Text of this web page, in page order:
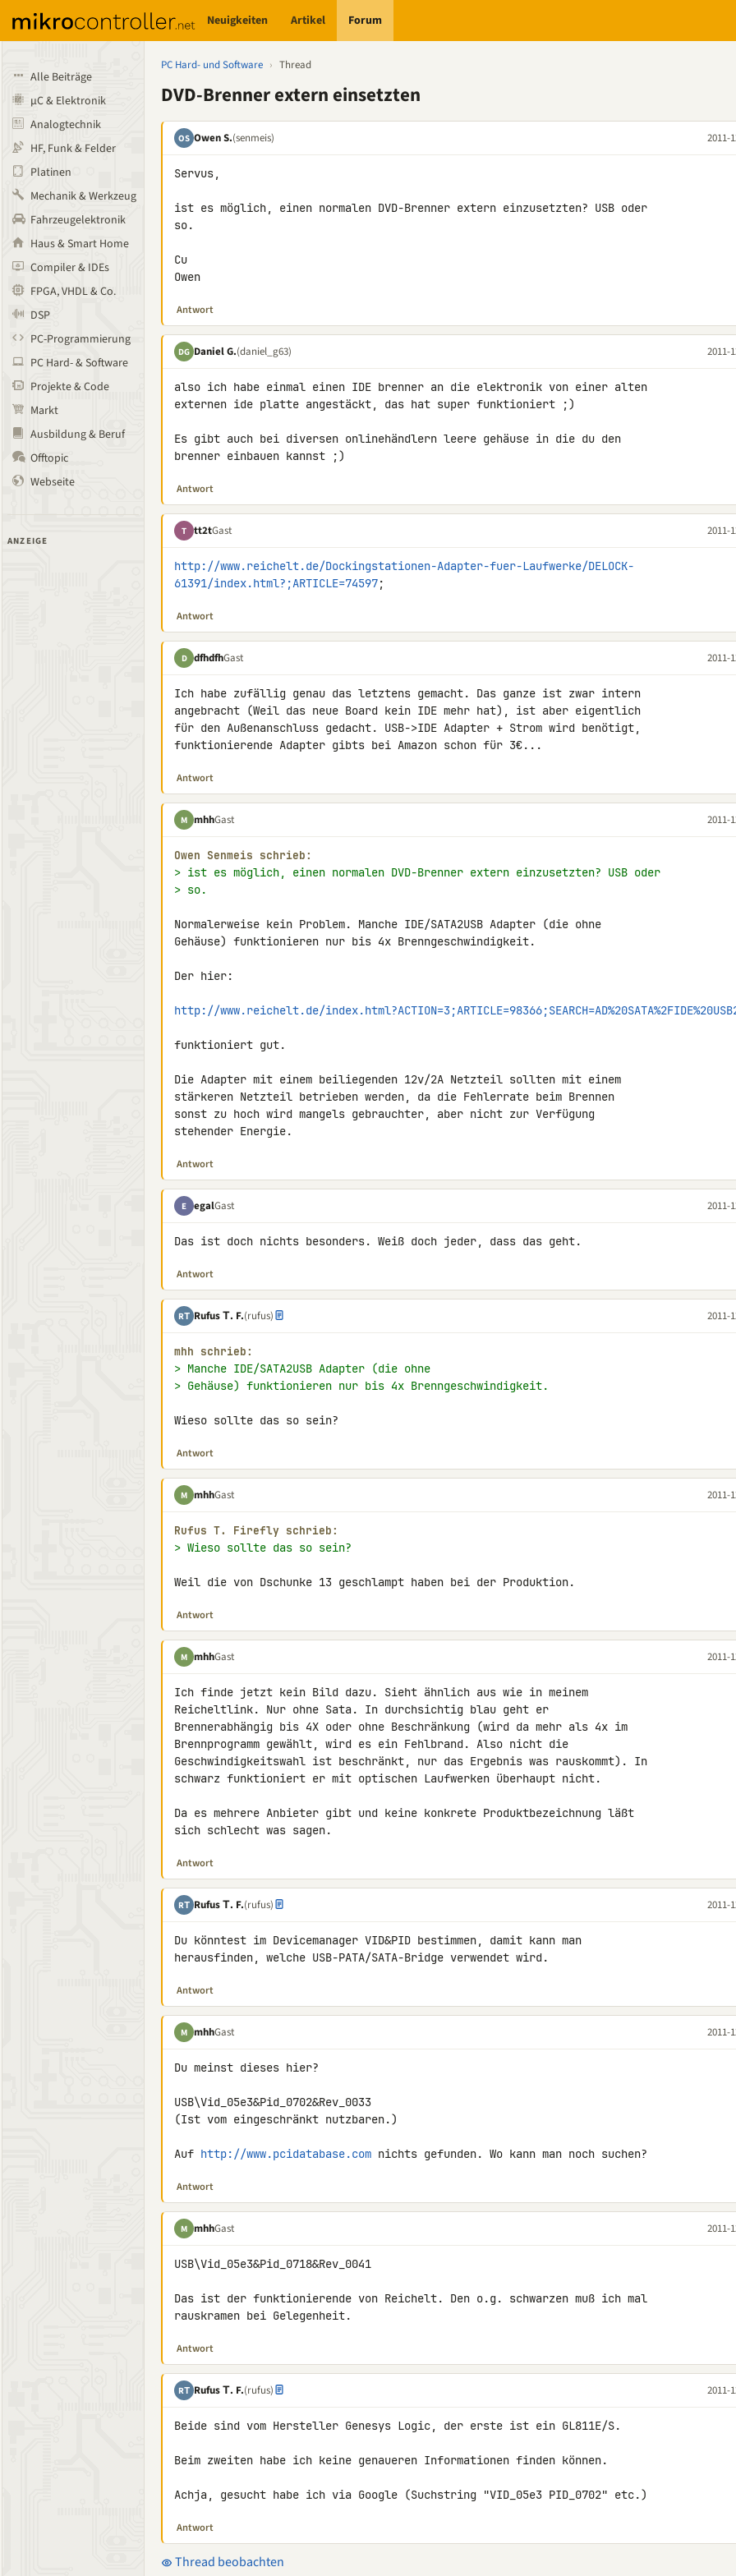
Neuigkeiten Artikel Forum
Alle Beiträge
µC & Elektronik
Analogtechnik
HF, Funk & Felder
Platinen
Mechanik & Werkzeug
Fahrzeugelektronik
Haus & Smart Home
Compiler & IDEs
FPGA, VHDL & Co.
DSP
PC-Programmierung
PC Hard- & Software
Projekte & Code
Markt
Ausbildung & Beruf
Offtopic
Webseite
ANZEIGE
PC Hard- und Software › Thread
DVD-Brenner extern einsetzten
OS Owen S.(senmeis) 2011-
Servus,
ist es möglich, einen normalen DVD-Brenner extern einzusetzten? USB oder
so.
Cu
Owen
Antwort
DG Daniel G.(daniel_g63) 2011-
also ich habe einmal einen IDE brenner an die elektronik von einer alten
externen ide platte angestäckt, das hat super funktioniert ;)
Es gibt auch bei diversen onlinehändlern leere gehäuse in die du den
brenner einbauen kannst ;)
Antwort
T tt2tGast 2011-
http://www.reichelt.de/Dockingstationen-Adapter-fuer-Laufwerke/DELOCK-
61391/index.html?;ARTICLE=74597;
Antwort
D dfhdfhGast 2011-
Ich habe zufällig genau das letztens gemacht. Das ganze ist zwar intern
angebracht (Weil das neue Board kein IDE mehr hat), ist aber eigentlich
für den Außenanschluss gedacht. USB->IDE Adapter + Strom wird benötigt,
funktionierende Adapter gibts bei Amazon schon für 3€...
Antwort
M mhhGast 2011-
Owen Senmeis schrieb:
> ist es möglich, einen normalen DVD-Brenner extern einzusetzten? USB oder
> so.
Normalerweise kein Problem. Manche IDE/SATA2USB Adapter (die ohne
Gehäuse) funktionieren nur bis 4x Brenngeschwindigkeit.
Der hier:
http://www.reichelt.de/
funktioniert gut.
Die Adapter mit einem beiliegenden 12v/2A Netzteil sollten mit einem
stärkeren Netzteil betrieben werden, da die Fehlerrate beim Brennen
sonst zu hoch wird mangels gebrauchter, aber nicht zur Verfügung
stehender Energie.
Antwort
E egalGast 2011-
Das ist doch nichts besonders. Weiß doch jeder, dass das geht.
Antwort
RΤ Rufus Τ. F.(rufus) 2011-
mhh schrieb:
> Manche IDE/SATA2USB Adapter (die ohne
> Gehäuse) funktionieren nur bis 4x Brenngeschwindigkeit.
Wieso sollte das so sein?
Antwort
M mhhGast 2011-
Rufus Τ. Firefly schrieb:
> Wieso sollte das so sein?
Weil die von Dschunke 13 geschlampt haben bei der Produktion.
Antwort
M mhhGast 2011-
Ich finde jetzt kein Bild dazu. Sieht ähnlich aus wie in meinem
Reicheltlink. Nur ohne Sata. In durchsichtig blau geht er
Brennerabhängig bis 4X oder ohne Beschränkung (wird da mehr als 4x im
Brennprogramm gewählt, wird es ein Fehlbrand. Also nicht die
Geschwindigkeitswahl ist beschränkt, nur das Ergebnis was rauskommt). In
schwarz funktioniert er mit optischen Laufwerken überhaupt nicht.
Da es mehrere Anbieter gibt und keine konkrete Produktbezeichnung läßt
sich schlecht was sagen.
Antwort
RΤ Rufus Τ. F.(rufus) 2011-
Du könntest im Devicemanager VID&PID bestimmen, damit kann man
herausfinden, welche USB-PATA/SATA-Bridge verwendet wird.
Antwort
M mhhGast 2011-
Du meinst dieses hier?
USB\Vid_05e3&Pid_0702&Rev_0033
(Ist vom eingeschränkt nutzbaren.)
Auf http://www.pcidatabase.com nichts gefunden. Wo kann man noch suchen?
Antwort
M mhhGast 2011-
USB\Vid_05e3&Pid_0718&Rev_0041
Das ist der funktionierende von Reichelt. Den o.g. schwarzen muß ich mal
rauskramen bei Gelegenheit.
Antwort
RΤ Rufus Τ. F.(rufus) 2011-
Beide sind vom Hersteller Genesys Logic, der erste ist ein GL811E/S.
Beim zweiten habe ich keine genaueren Informationen finden können.
Achja, gesucht habe ich via Google (Suchstring "VID_05e3 PID_0702" etc.)
Antwort
Thread beobachten